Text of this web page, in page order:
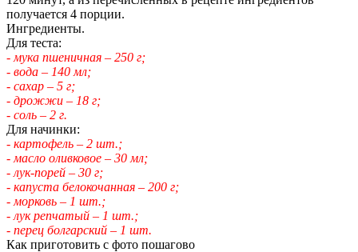
получается 4 порции.
Ингредиенты.
Для теста:
- мука пшеничная – 250 г;
- вода – 140 мл;
- сахар – 5 г;
- дрожжи – 18 г;
- соль – 2 г.
Для начинки:
- картофель – 2 шт.;
- масло оливковое – 30 мл;
- лук-порей – 30 г;
- капуста белокочанная – 200 г;
- морковь – 1 шт.;
- лук репчатый – 1 шт.;
- перец болгарский – 1 шт.
Как приготовить с фото пошагово